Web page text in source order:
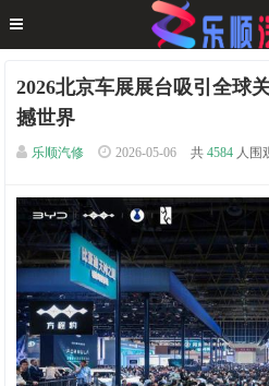
2026北京车展展台吸引全球
撼世界
乐顺汽修 2026-05-06 共 4584 人围